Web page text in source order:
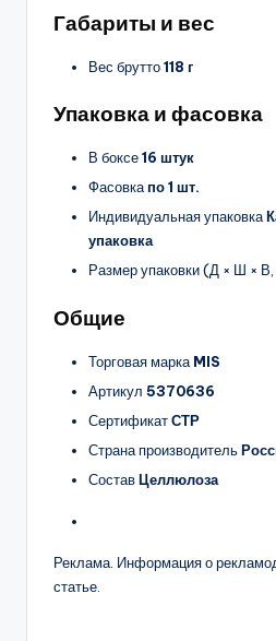
Габариты и вес
Вес брутто118 г
Упаковка и фасовка
В боксе16 штук
Фасовкапо 1 шт.
Индивидуальная упаковка
упаковка
Размер упаковки (Д × Ш ×
Общие
Торговая марка MIS
Артикул 5370636
СертификатСТР
Страна производитель
СоставЦеллюлоза
Реклама. Информация о
статье.